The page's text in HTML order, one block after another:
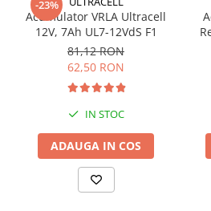
230 VAC
162 ~ 290 VAC
Frecventa
50 / 60 Hz Auto detectare
2 Prize cu protectie si conectate la
Timpul de transfer baterie / AC
-23%
Acumulator VRLA Ultracell
12V, 7Ah UL7-12VdS F1
81,12 RON
62,50 RON
IN STOC
ADAUGA IN COS